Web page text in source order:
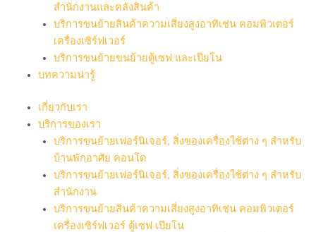
สำนักงานและคลังสินค้า
บริการขนย้ายสินค้าความเสี่ยงสูงอาทิเช่น คอมพิวเตอร์
เครื่องเซิร์ฟเวอร์
บริการขนย้ายขนย้ายตู้เซฟ และเปียโน
บทความน่ารู้
เกี่ยวกับเรา
บริการของเรา
บริการขนย้ายเฟอร์นิเจอร์, สิ่งของเครื่องใช้ต่าง ๆ สำหรับ
บ้านพักอาศัย คอนโด
บริการขนย้ายเฟอร์นิเจอร์, สิ่งของเครื่องใช้ต่าง ๆ สำหรับ
สำนักงาน
บริการขนย้ายสินค้าความเสี่ยงสูงอาทิเช่น คอมพิวเตอร์
เครื่องเซิร์ฟเวอร์ ตู้เซฟ เปียโน